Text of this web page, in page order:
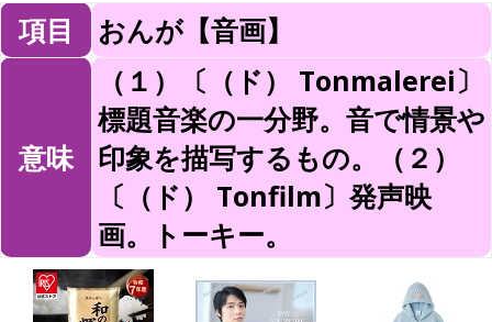
項目 おんが【音画】
意味
（１）〔（ド） Tonmalerei〕
標題音楽の一分野。音で情景や
印象を描写するもの。（２）
〔（ド） Tonfilm〕発声映
画。トーキー。